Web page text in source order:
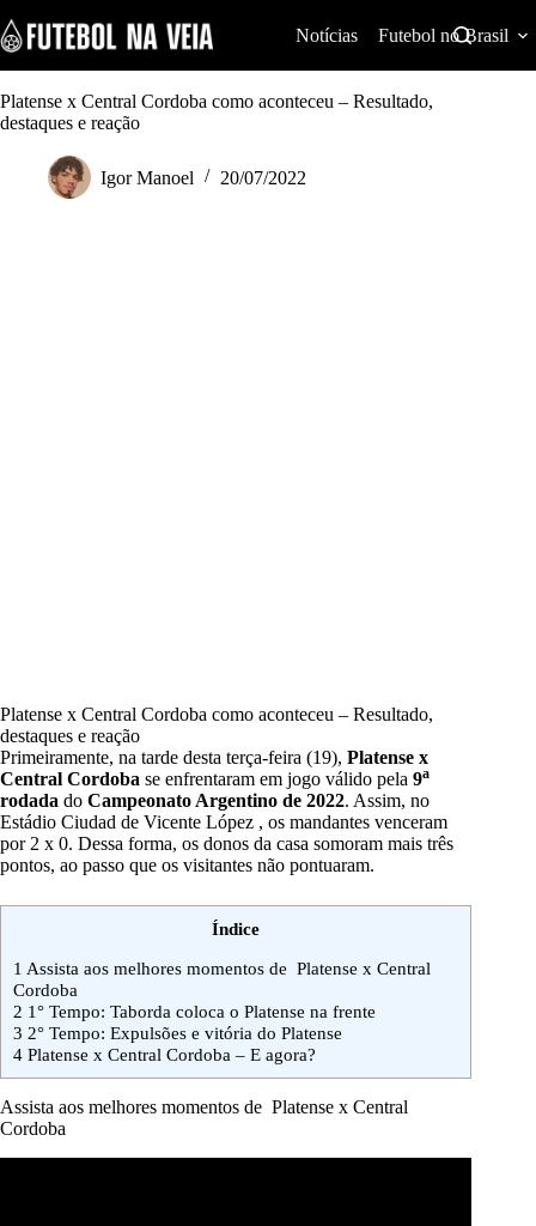
k
i
p
t
o
Notícias Futebol no Brasil
Platense x Central Cordoba como aconteceu – Resultado,
destaques e reação
Igor Manoel 20/07/2022
Platense x Central Cordoba como aconteceu – Resultado,
destaques e reação
Primeiramente, na tarde desta terça-feira (19), Platense x
Central Cordoba se enfrentaram em jogo válido pela 9a
rodada do Campeonato Argentino de 2022. Assim, no
Estádio Ciudad de Vicente López , os mandantes venceram
por 2 x 0. Dessa forma, os donos da casa somoram mais três
pontos, ao passo que os visitantes não pontuaram.
Índice
1 Assista aos melhores momentos de Platense x Central
Cordoba
2 1° Tempo: Taborda coloca o Platense na frente
3 2° Tempo: Expulsões e vitória do Platense
4 Platense x Central Cordoba – E agora?
Assista aos melhores momentos de Platense x Central
Cordoba